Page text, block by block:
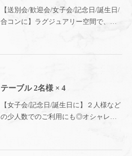
【送別会/歓迎会/女子会/記念日/誕生日/
合コンに】ラグジュアリー空間で、普
間を◎～Meat&Cheese Ark 2nd 新宿店～
テーブル2名様 × 4
【女子会/記念日/誕生日に】２人様など
の少人数でのご利用にも◎オシャレな
肉とチーズを思う存分お楽しみくださ